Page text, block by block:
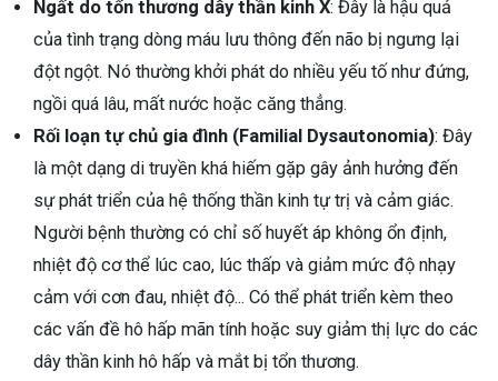
Ngất do tổn thương dây thần kinh X: Đây là hậu quả
của tình trạng dòng máu lưu thông đến não bị ngưng lại
đột ngột. Nó thường khởi phát do nhiều yếu tố như đứng,
ngồi quá lâu, mất nước hoặc căng thẳng.
Rối loạn tự chủ gia đình (Familial Dysautonomia): Đây
là một dạng di truyền khá hiếm gặp gây ảnh hưởng đến
sự phát triển của hệ thống thần kinh tự trị và cảm giác.
Người bệnh thường có chỉ số huyết áp không ổn định,
nhiệt độ cơ thể lúc cao, lúc thấp và giảm mức độ nhạy
cảm với cơn đau, nhiệt độ... Có thể phát triển kèm theo
các vấn đề hô hấp mãn tính hoặc suy giảm thị lực do các
dây thần kinh hô hấp và mắt bị tổn thương.